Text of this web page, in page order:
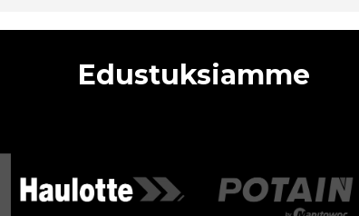
Edustuksiamme